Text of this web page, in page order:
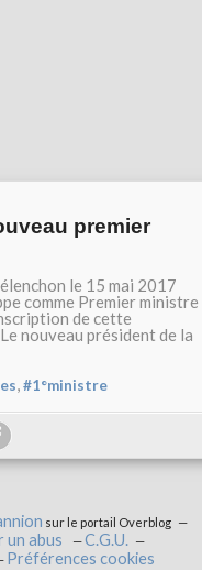
premier
le 15 mai 2017
comme Premier ministre
de cette
nouveau président de la
,#1°ministre
sur le portail Overblog
un abus
C.G.U.
Préférences cookies